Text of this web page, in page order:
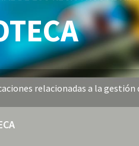
relacionadas a la